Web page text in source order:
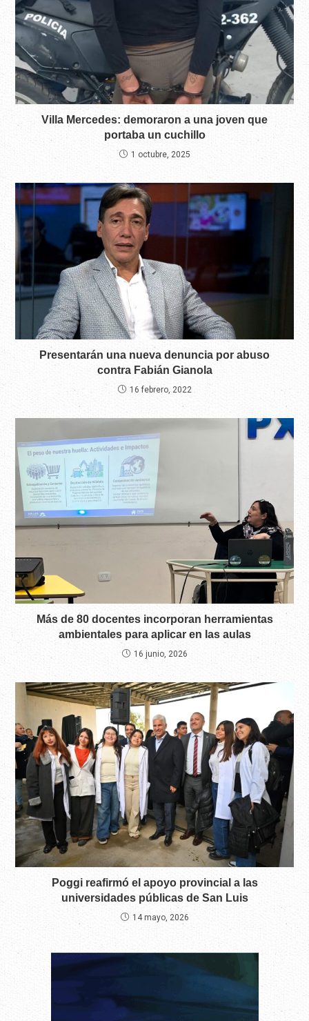
Villa Mercedes: demoraron a una joven que
portaba un cuchillo
1 octubre, 2025
Presentarán una nueva denuncia por abuso
contra Fabián Gianola
16 febrero, 2022
Más de 80 docentes incorporan herramientas
ambientales para aplicar en las aulas
16 junio, 2026
Poggi reafirmó el apoyo provincial a las
universidades públicas de San Luis
14 mayo, 2026